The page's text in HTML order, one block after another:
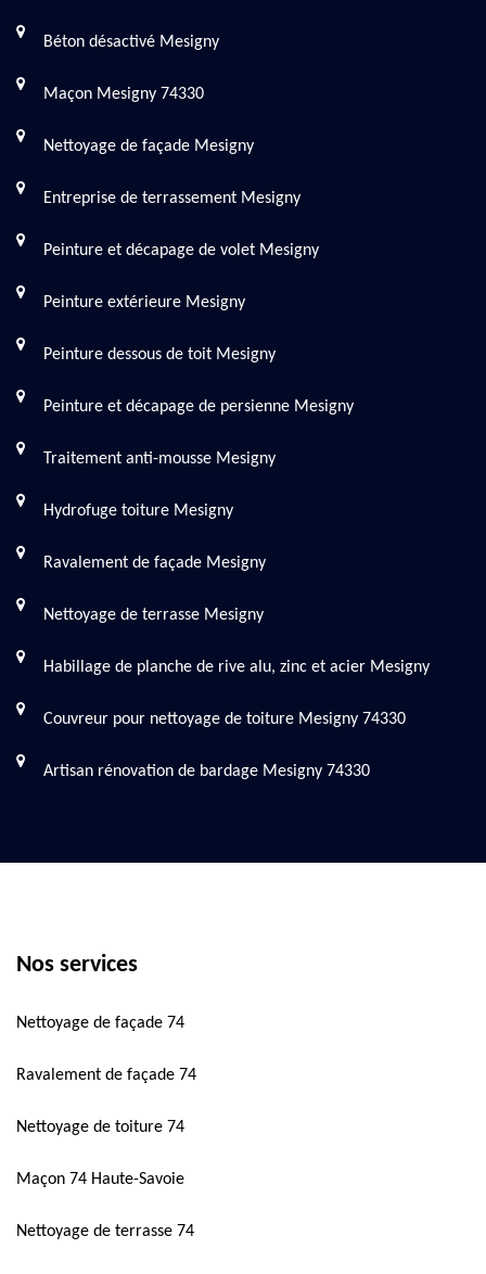
Béton désactivé Mesigny
Maçon Mesigny 74330
Nettoyage de façade Mesigny
Entreprise de terrassement Mesigny
Peinture et décapage de volet Mesigny
Peinture extérieure Mesigny
Peinture dessous de toit Mesigny
Peinture et décapage de persienne Mesigny
Traitement anti-mousse Mesigny
Hydrofuge toiture Mesigny
Ravalement de façade Mesigny
Nettoyage de terrasse Mesigny
Habillage de planche de rive alu, zinc et acier Mesigny
Couvreur pour nettoyage de toiture Mesigny 74330
Artisan rénovation de bardage Mesigny 74330
Nos services
Nettoyage de façade 74
Ravalement de façade 74
Nettoyage de toiture 74
Maçon 74 Haute-Savoie
Nettoyage de terrasse 74